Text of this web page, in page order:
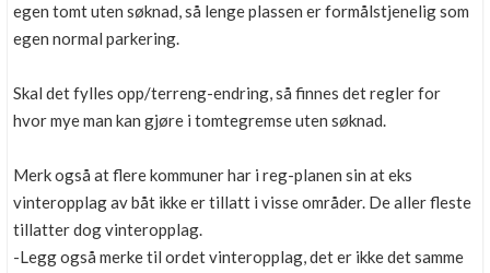
egen tomt uten søknad, så lenge plassen er formålstjenelig som
egen normal parkering.
Skal det fylles opp/terreng-endring, så finnes det regler for
hvor mye man kan gjøre i tomtegremse uten søknad.
Merk også at flere kommuner har i reg-planen sin at eks
vinteropplag av båt ikke er tillatt i visse områder. De aller fleste
tillatter dog vinteropplag.
-Legg også merke til ordet vinteropplag, det er ikke det samme